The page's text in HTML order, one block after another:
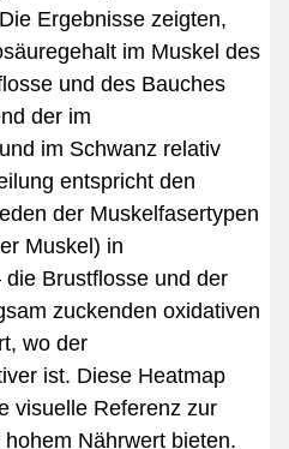
Ergebnisse zeigten,
im Muskel des
und des Bauches
der im
im Schwanz relativ
entspricht den
der Muskelfasertypen
Muskel) in
Brustflosse und der
zuckenden oxidativen
wo der
ist. Diese Heatmap
visuelle Referenz zur
Nährwert bieten.